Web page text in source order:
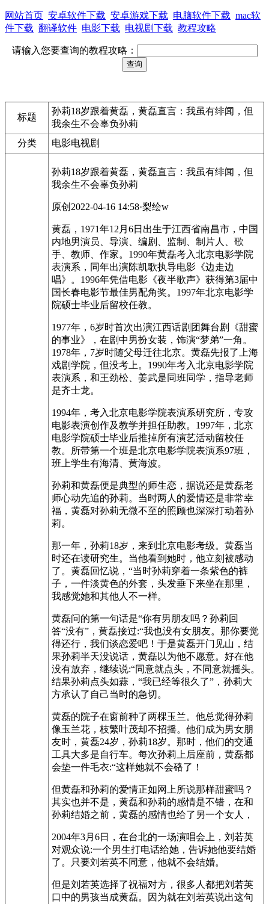
网站首页 安卓软件下载 安卓游戏下载 电脑软件下载 mac软
件下载 翻译软件 电影下载 电视剧下载 教程攻略
请输入您要查询的教程攻略：
标题
孙莉18岁跟着黄磊，黄磊直言：我虽有绯闻，但
我余生不会辜负孙莉
分类
电影电视剧
孙莉18岁跟着黄磊，黄磊直言：我虽有绯闻，但
我余生不会辜负孙莉
原创2022-04-16 14:58·梨绘w
黄磊，1971年12月6日出生于江西省南昌市，中国
内地男演员、导演、编剧、监制、制片人、歌
手、教师、作家。1990年黄磊考入北京电影学院
表演系，同年出演陈凯歌执导电影《边走边
唱》。1996年凭借电影《夜半歌声》获得第3届中
国长春电影节最佳男配角奖。1997年北京电影学
院硕士毕业后留校任教。
1977年，6岁时首次出演江西话剧团舞台剧《甜蜜
的事业》，在剧中男扮女装，饰演“梦弟”一角。
1978年，7岁时随父母迁往北京。黄磊先报了上海
戏剧学院，但没考上。1990年考入北京电影学院
表演系，和王劲松、姜武是同班同学，指导老师
是齐士龙。
1994年，考入北京电影学院表演系研究所，专攻
电影表演创作及教学并担任助教。1997年，北京
电影学院硕士毕业后推掉所有演艺活动留校任
教。所带第一个班是北京电影学院表演系97班，
班上学生有海清、黄海波。
孙莉和黄磊便是典型的师生恋，据说还是黄磊老
师心动先追的孙莉。当时两人的爱情还是非常幸
福，黄磊对孙莉无微不至的照顾也深深打动着孙
莉。
那一年，孙莉18岁，来到北京电影考级。黄磊当
时还在读研究生。当他看到她时，他立刻被感动
了。黄磊回忆说，“当时孙莉穿着一条紫色的裤
子，一件淡黄色的外套，头发垂下来坐在那里，
我感觉她和其他人不一样。
黄磊问的第一句话是“你有男朋友吗？孙莉回
答“没有”，黄磊接过:“我也没有女朋友。那你要觉
得还行，我们谈恋爱吧！于是黄磊开门见山，结
果孙莉半天没说话，黄磊以为他不愿意。好在他
没有放弃，继续说:“同意就点头，不同意就摇头。
结果孙莉点头如蒜，“我已经等很久了”，孙莉大
方承认了自己当时的急切。
黄磊的院子在窗前种了两棵玉兰。他总觉得孙莉
像玉兰花，枝繁叶茂却不招摇。他们成为男女朋
友时，黄磊24岁，孙莉18岁。那时，他们的交通
工具大多是自行车。每次孙莉上后座前，黄磊都
会垫一件毛衣:“这样她就不会硌了！
但黄磊和孙莉的爱情正如网上所说那样甜蜜吗？
其实也并不是，黄磊和孙莉的感情是不错，在和
孙莉结婚之前，黄磊的感情也给了另一个女人，
2004年3月6日，在台北的一场演唱会上，刘若英
对观众说:一个男生打电话给她，告诉她他要结婚
了。只要刘若英不同意，他就不会结婚。
但是刘若英选择了祝福对方，很多人都把刘若英
口中的男孩当成黄磊。因为就在刘若英说出这句